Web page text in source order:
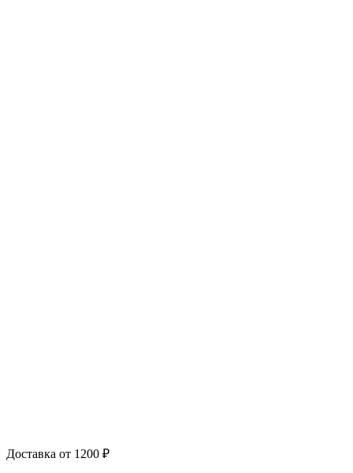
Доставка от 1200 ₽